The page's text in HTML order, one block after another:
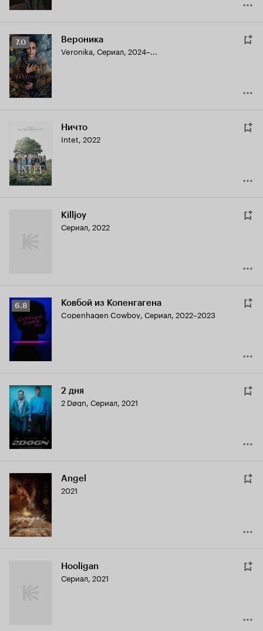
Рейтинг
Кинопоиска
7.0
7.0 Вероника
Veronika, Сериал, 2024–...
Ничто
Intet, 2022
Killjoy
Сериал, 2022
Рейтинг
Кинопоиска
6.8
6.8 Ковбой из Копенгагена
Copenhagen Cowboy, Сериал, 2022–2023
2 дня
2 Døgn, Сериал, 2021
Angel
2021
Hooligan
Сериал, 2021